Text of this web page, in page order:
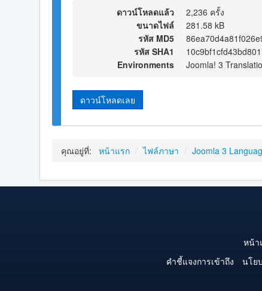
ดาวน์โหลดแล้ว
2,236 ครั้ง
ขนาดไฟล์
281.58 kB
รหัส MD5
รหัส SHA1
Environments
Joomla! 3
ดาวน์โหลดเลย
คุณอยู่ที่: หน้าแรก / ไฟล์ภาษา / Joomla 3
หน้า
คำชี้แจงการเข้าถึง
นโย